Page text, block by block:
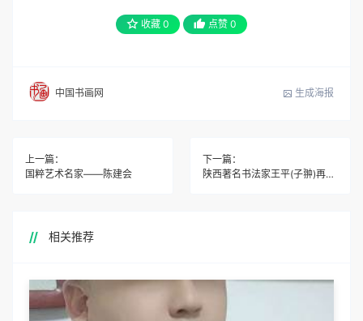
收藏 0 点赞 0
中国书画网 生成海报
上一篇：
国粹艺术名家——陈建会
下一篇：
陕西著名书法家王平(子翀)再次担纲超千人书画活动总指挥
相关推荐